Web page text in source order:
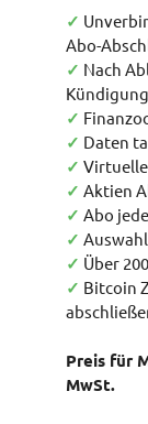
✓
Abo-
✓ Nach
✓
✓ Daten
✓
✓ Aktien
✓ Abo
✓
✓ Über
✓ Bitcoin
Preis für
MwSt.